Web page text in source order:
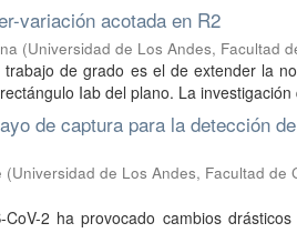
variación acotada en R2
(Universidad de Los Andes, Facultad
de grado es el de extender la
Iab del plano. La
de captura para la detección
(Universidad de Los Andes, Facultad
2 ha provocado cambios